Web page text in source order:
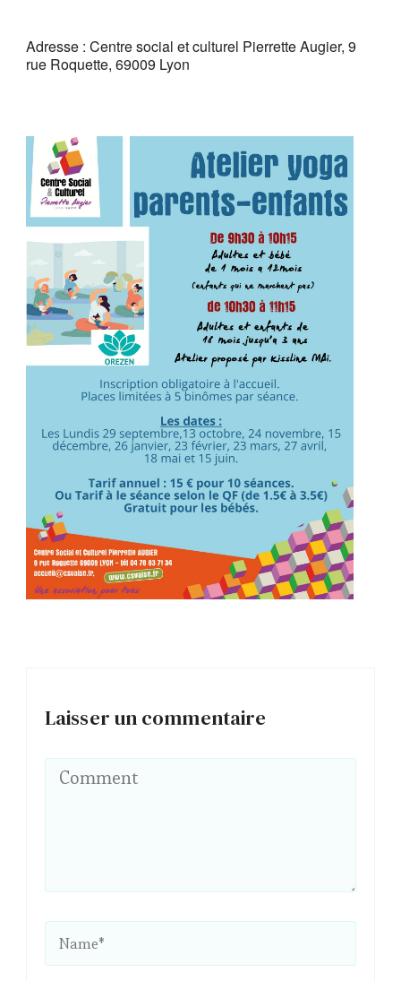
Adresse : Centre social et culturel Pierrette Augier, 9
rue Roquette, 69009 Lyon
Laisser un commentaire